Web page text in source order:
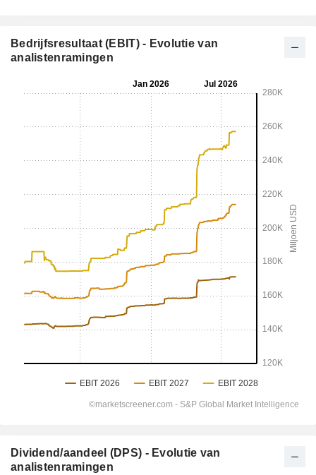
Bedrijfsresultaat (EBIT) - Evolutie van
analistenramingen
Dividend/aandeel (DPS) - Evolutie van
analistenramingen